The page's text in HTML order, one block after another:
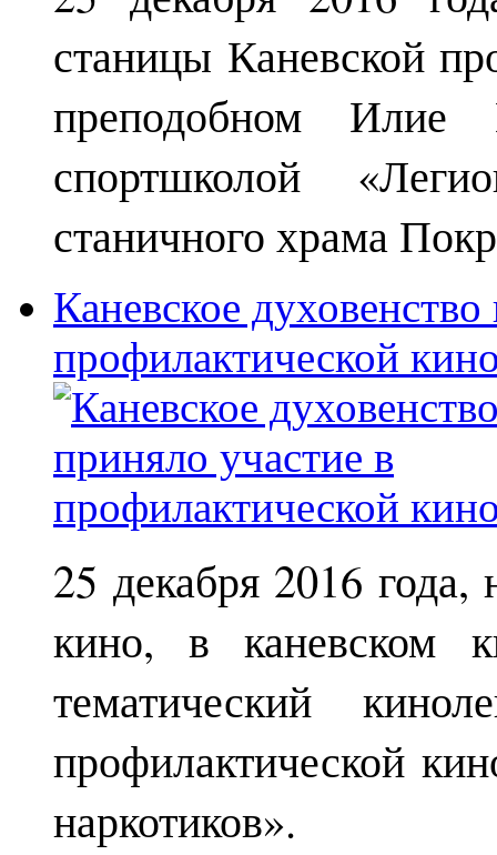
станицы Каневской
преподобном Илие
спортшколой
станичного храма
Каневское
профилактической
25 декабря 2016
кино, в каневском
тематический
профилактической
наркотиков».